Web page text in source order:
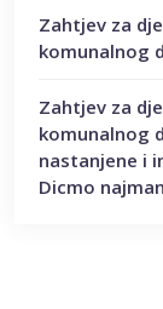
Zahtjev za
komunalnog
Zahtjev za
komunalnog
nastanjene i
Dicmo